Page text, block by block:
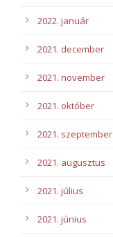
2022. január
2021. december
2021. november
2021. október
2021. szeptember
2021. augusztus
2021. július
2021. június